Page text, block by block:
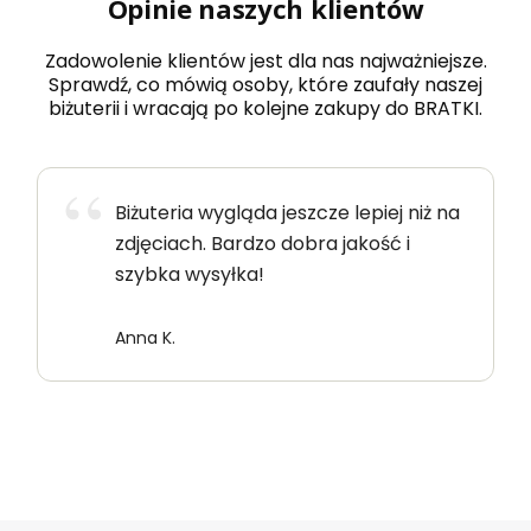
Opinie naszych klientów
Zadowolenie klientów jest dla nas najważniejsze.
Sprawdź, co mówią osoby, które zaufały naszej
biżuterii i wracają po kolejne zakupy do BRATKI.
Biżuteria wygląda jeszcze lepiej niż na
zdjęciach. Bardzo dobra jakość i
szybka wysyłka!
Anna K.